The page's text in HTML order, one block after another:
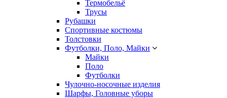
Термобельё
Трусы
Рубашки
Спортивные костюмы
Толстовки
Футболки, Поло, Майки
Майки
Поло
Футболки
Чулочно-носочные изделия
Шарфы, Головные уборы